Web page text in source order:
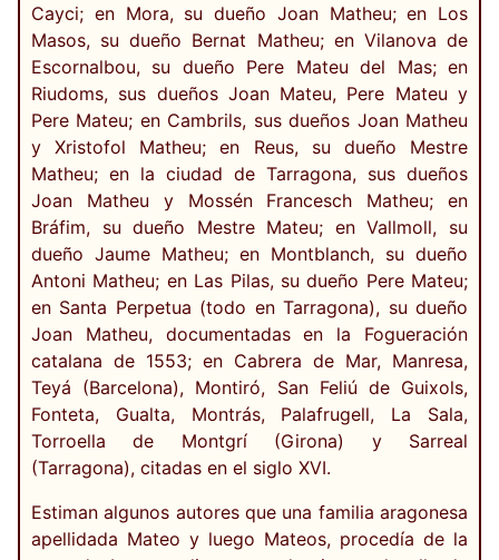
Cayci; en Mora, su dueño Joan Matheu; en Los
Masos, su dueño Bernat Matheu; en Vilanova de
Escornalbou, su dueño Pere Mateu del Mas; en
Riudoms, sus dueños Joan Mateu, Pere Mateu y
Pere Mateu; en Cambrils, sus dueños Joan Matheu
y Xristofol Matheu; en Reus, su dueño Mestre
Matheu; en la ciudad de Tarragona, sus dueños
Joan Matheu y Mossén Francesch Matheu; en
Bráfim, su dueño Mestre Mateu; en Vallmoll, su
dueño Jaume Matheu; en Montblanch, su dueño
Antoni Matheu; en Las Pilas, su dueño Pere Mateu;
en Santa Perpetua (todo en Tarragona), su dueño
Joan Matheu, documentadas en la Fogueración
catalana de 1553; en Cabrera de Mar, Manresa,
Teyá (Barcelona), Montiró, San Feliú de Guixols,
Fonteta, Gualta, Montrás, Palafrugell, La Sala,
Torroella de Montgrí (Girona) y Sarreal
(Tarragona), citadas en el siglo XVI.
Estiman algunos autores que una familia aragonesa
apellidada Mateo y luego Mateos, procedía de la